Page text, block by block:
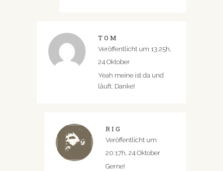
TOM
Veröffentlicht um 13:25h,
24 Oktober
Yeah meine ist da und
läuft. Danke!
RIG
Veröffentlicht um
20:17h, 24 Oktober
Gerne!